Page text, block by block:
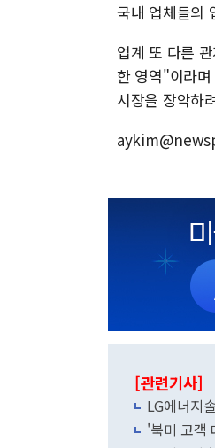
국내 업체들의
업계 또 다른
한 영역"이라
시장을 장악하
[관련기사]
LG에너지
'북미 고객